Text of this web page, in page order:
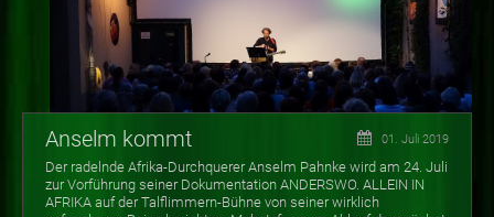
Anselm kommt 01. Juli 2019
Der radelnde Afrika-Durchquerer Anselm Pahnke wird am 24. Juli
zur Vorführung seiner Dokumentation ANDERSWO. ALLEIN IN
AFRIKA auf der Talflimmern-Bühne von seiner wirklich